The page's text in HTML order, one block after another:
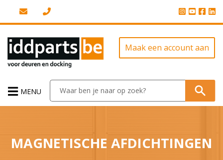
Maak een account aan
MENU
MAGNETISCHE AFDICHTINGEN